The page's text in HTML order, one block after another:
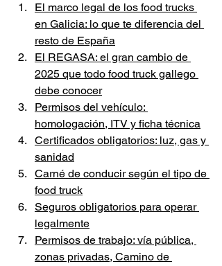
El marco legal de los food trucks
en Galicia: lo que te diferencia del
resto de España
El REGASA: el gran cambio de
2025 que todo food truck gallego
debe conocer
Permisos del vehículo:
homologación, ITV y ficha técnica
Certificados obligatorios: luz, gas y
sanidad
Carné de conducir según el tipo de
food truck
Seguros obligatorios para operar
legalmente
Permisos de trabajo: vía pública,
zonas privadas, Camino de